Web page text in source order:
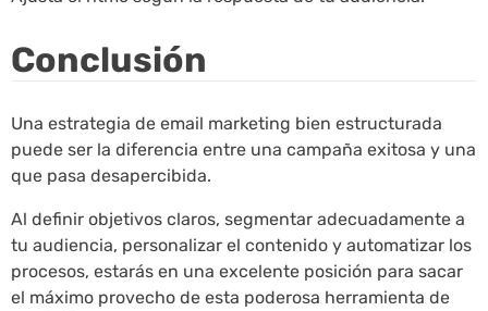
Conclusión
Una estrategia de email marketing bien estructurada
puede ser la diferencia entre una campaña exitosa y una
que pasa desapercibida.
Al definir objetivos claros, segmentar adecuadamente a
tu audiencia, personalizar el contenido y automatizar los
procesos, estarás en una excelente posición para sacar
el máximo provecho de esta poderosa herramienta de